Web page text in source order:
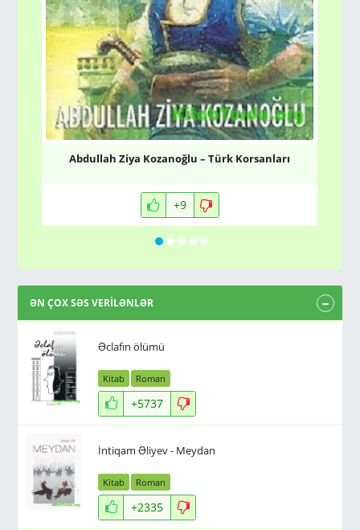
Abdullah Ziya Kozanoğlu – Türk Korsanları
+9
ƏN ÇOX SƏS VERİLƏNLƏR
Əclafın ölümü
Kitab Roman
+5737
İntiqam Əliyev - Meydan
Kitab Roman
+2335